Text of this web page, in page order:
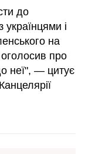
до
українцями і
на
про
неї", — цитує